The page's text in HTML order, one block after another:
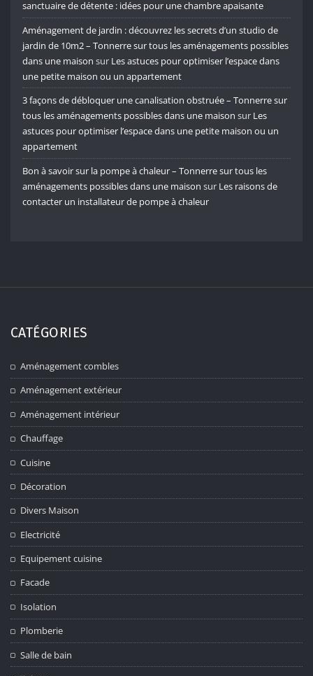
sanctuaire de détente : idées pour une chambre apaisante
Aménagement de jardin : découvrez les secrets d’un studio de
jardin de 10m2 – Tonnerre sur tous les aménagements possibles
dans une maison sur Les astuces pour optimiser l’espace dans
une petite maison ou un appartement
3 façons de débloquer une canalisation obstruée – Tonnerre sur
tous les aménagements possibles dans une maison sur Les
astuces pour optimiser l’espace dans une petite maison ou un
appartement
Bon à savoir sur la pompe à chaleur – Tonnerre sur tous les
aménagements possibles dans une maison sur Les raisons de
contacter un installateur de pompe à chaleur
CATÉGORIES
Aménagement combles
Aménagement extérieur
Aménagement intérieur
Chauffage
Cuisine
Décoration
Divers Maison
Electricité
Equipement cuisine
Facade
Isolation
Plomberie
Salle de bain